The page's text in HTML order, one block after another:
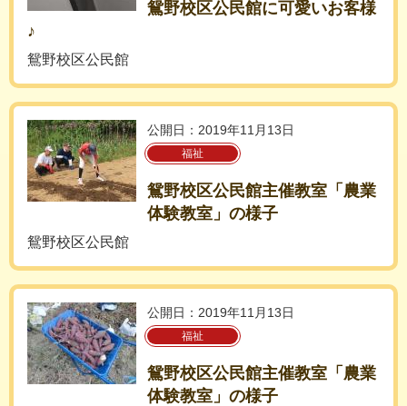
鴛野校区公民館に可愛いお客様
♪
鴛野校区公民館
公開日：2019年11月13日
福祉
鴛野校区公民館主催教室「農業
体験教室」の様子
鴛野校区公民館
公開日：2019年11月13日
福祉
鴛野校区公民館主催教室「農業
体験教室」の様子